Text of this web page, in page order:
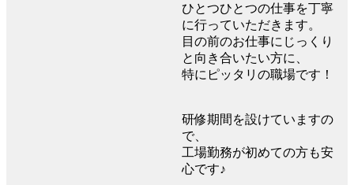
ひとつひとつの仕事を丁寧
に行っていただきます。
目の前のお仕事にじっくり
と向き合いたい方に、
特にピッタリの職場です！
研修期間を設けていますの
で、
工場勤務が初めての方も安
心です♪